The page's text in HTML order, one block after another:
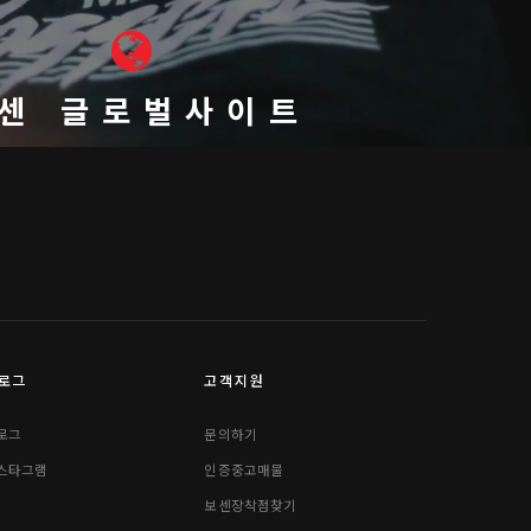
글로벌사이트
그
그
타그램
고객지원
문의하기
인증중고매물
보센장착점찾기